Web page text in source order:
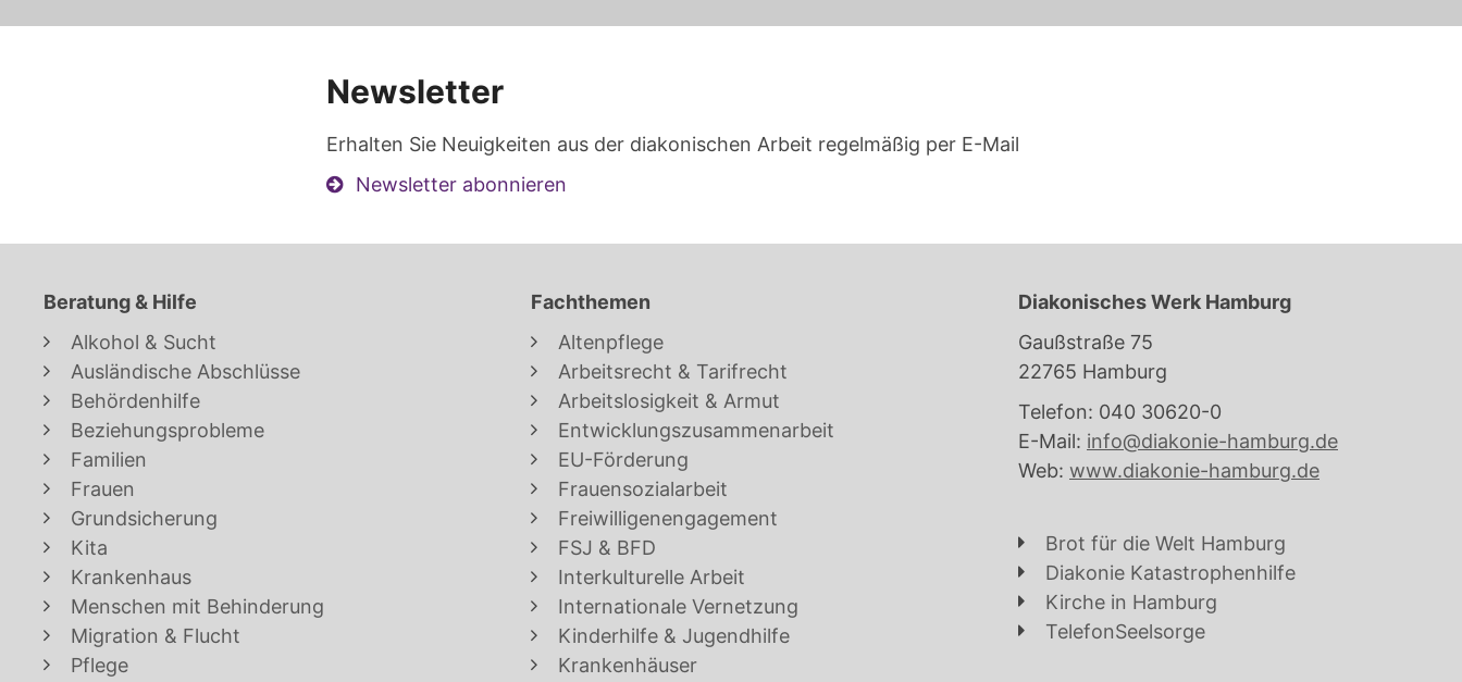
Newsletter
Erhalten Sie Neuigkeiten aus der diakonischen Arbeit regelmäßig per E-Mail
Newsletter abonnieren
Beratung & Hilfe
Alkohol & Sucht
Ausländische Abschlüsse
Behördenhilfe
Beziehungsprobleme
Familien
Frauen
Grundsicherung
Kita
Krankenhaus
Menschen mit Behinderung
Migration & Flucht
Pflege
Fachthemen
Altenpflege
Arbeitsrecht & Tarifrecht
Arbeitslosigkeit & Armut
Entwicklungszusammenarbeit
EU-Förderung
Frauensozialarbeit
Freiwilligenengagement
FSJ & BFD
Interkulturelle Arbeit
Internationale Vernetzung
Kinderhilfe & Jugendhilfe
Krankenhäuser
Diakonisches Werk Hamburg
Gaußstraße 75
22765 Hamburg
Telefon: 040 30620-0
E-Mail: info@diakonie-hamburg.de
Web: www.diakonie-hamburg.de
Brot für die Welt Hamburg
Diakonie Katastrophenhilfe
Kirche in Hamburg
TelefonSeelsorge